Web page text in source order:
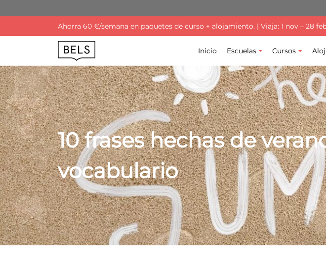
Ahorra 60 €/semana en paquetes de curso + alojamiento. | Viaja: 1 nov – 28
Inicio Escuelas Cursos
10 frases hechas de
vocabulario